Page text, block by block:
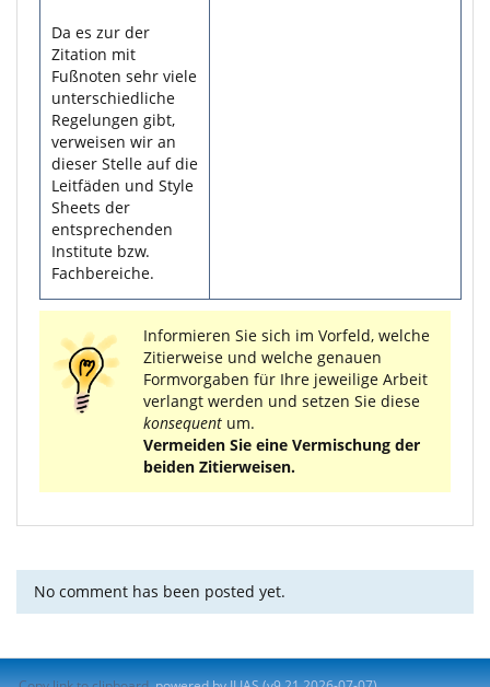
Da es zur der
Zitation mit
Fußnoten sehr viele
unterschiedliche
Regelungen gibt,
verweisen wir an
dieser Stelle auf die
Leitfäden und Style
Sheets der
entsprechenden
Institute bzw.
Fachbereiche.
Informieren Sie sich im Vorfeld, welche
Zitierweise und welche genauen
Formvorgaben für Ihre jeweilige Arbeit
verlangt werden und setzen Sie diese
konsequent um.
Vermeiden Sie eine Vermischung der
beiden Zitierweisen.
No comment has been posted yet.